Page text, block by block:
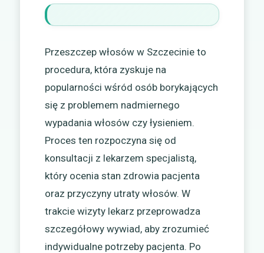
Przeszczep włosów w Szczecinie to
procedura, która zyskuje na
popularności wśród osób borykających
się z problemem nadmiernego
wypadania włosów czy łysieniem.
Proces ten rozpoczyna się od
konsultacji z lekarzem specjalistą,
który ocenia stan zdrowia pacjenta
oraz przyczyny utraty włosów. W
trakcie wizyty lekarz przeprowadza
szczegółowy wywiad, aby zrozumieć
indywidualne potrzeby pacjenta. Po